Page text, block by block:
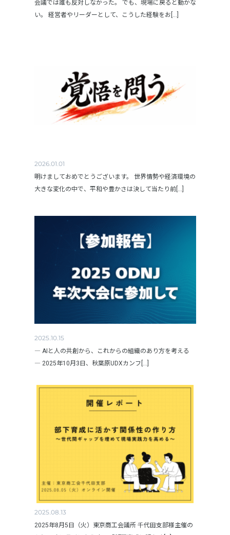
会議では誰も反対しなかった。 でも、現場に戻ると動かな
い。 経営者やリーダーとして、こうした経験をお[...]
2026.01.01
明けましておめでとうございます。 世界情勢や経済環境の
大きな変化の中で、平和や豊かさは決して当たり前[...]
2025.10.15
― AIと人の共創から、これからの組織のあり方を考える
― 2025年10月3日、秋葉原UDXカンフ[...]
2025.08.13
2025年8月5日（火）東京商工会議所 千代田支部様主催の